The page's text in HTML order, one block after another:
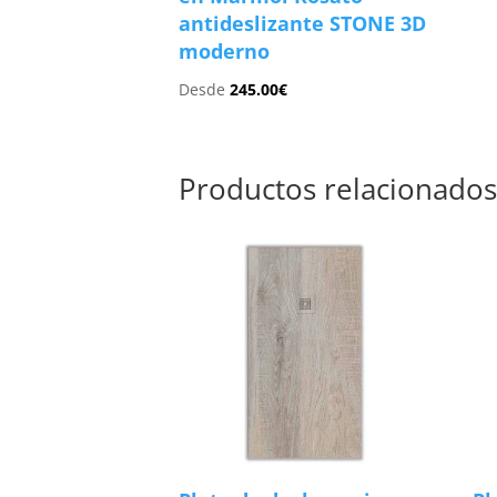
antideslizante STONE 3D
moderno
Desde245.00€
Productos relacionados